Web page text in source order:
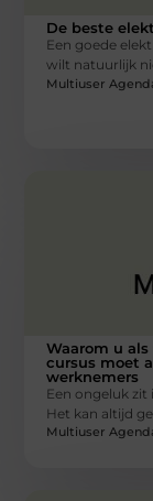
De beste
Een goede
wilt natuurlijk
Multiuser
Waarom u
cursus moet
werknemers
Een ongeluk zit
Het kan altijd
Multiuser